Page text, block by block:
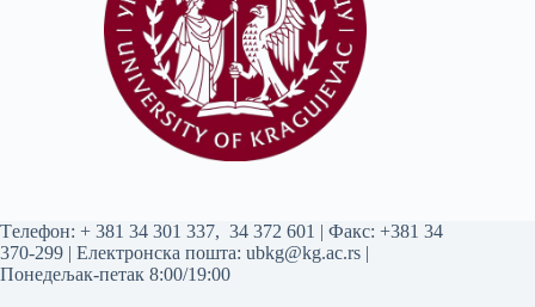
Tелефон: + 381 34 301 337, 34 372 601 | Факс: +381 34
370-299 | Електронска пошта: ubkg@kg.ac.rs |
Понедељак-петак 8:00/19:00